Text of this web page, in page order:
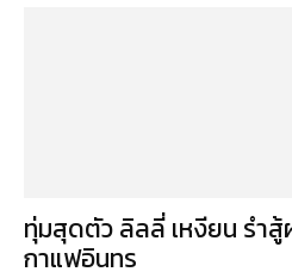
ทุ่มสุดตัว ลิลลี่ เหงียน รำสู้
กาแฟอินทร